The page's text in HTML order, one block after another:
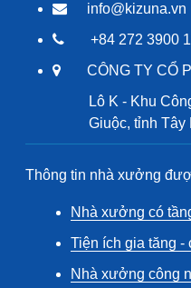
info@kizuna.vn
+84 272 3900
CÔNG TY CỔ
Lô K - Khu
Giuộc, tỉnh Tây
Thông tin nhà xưởng
Nhà xưởng có
Tiện ích gia tăng -
Nhà xưởng công